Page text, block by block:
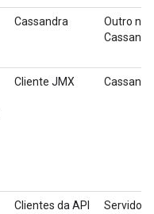
Cassandra
Outro nó
Cliente JMX
Clientes da API
Servidor